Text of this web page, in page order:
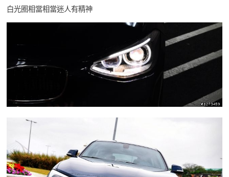
白光圈相當相當迷人有精神